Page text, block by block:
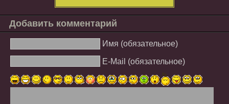
Добавить комментарий
Имя (обязательное)
E-Mail (обязательное)